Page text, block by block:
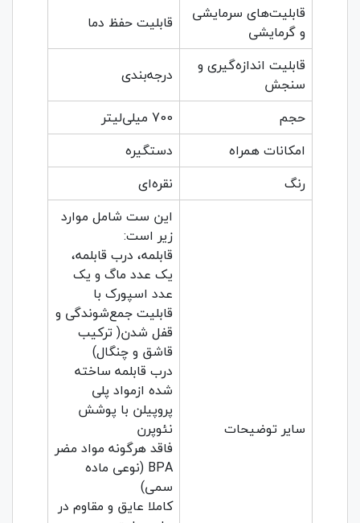
قابلیت‌های سرمایشی
و گرمایشی
قابلیت حفظ دما
قابلیت اندازه‌گیری و
سنجش
درجه‌بندی
حجم
700 میلی‌لیتر
امکانات همراه
دستگیره
رنگ
نقره‌ای
سایر توضیحات
این ست شامل موارد
زیر است:
قابلمه، درب قابلمه،
یک عدد ماگ و یک
عدد اسپورک با
قابلیت جمع‌شوندگی و
قفل شدن( ترکیب
قاشق و چنگال)
درب قابلمه ساخته
شده ازمواد پلی
پروپیلن با پوشش
نئوپرن
فاقد هر‌گونه مواد مضر
BPA (نوعی ماده
سمی)
کاملا عایق و مقاوم در